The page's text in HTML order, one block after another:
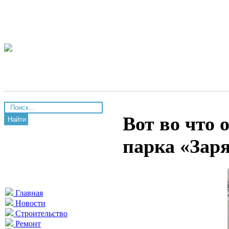
Найти
Главная
Новости
Строительство
Ремонт
Вот во что
парка